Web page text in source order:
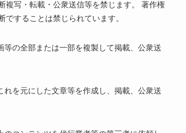
複写・転載・公衆送信等を禁じます。 著作権
することは禁じられています。
の全部または一部を複製して掲載、公衆送
を元にした文章等を作成し、掲載、公衆送